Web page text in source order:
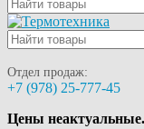
Отдел продаж:
+7 (978) 25-777-45
Цены